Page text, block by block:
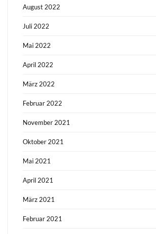
August 2022
Juli 2022
Mai 2022
April 2022
März 2022
Februar 2022
November 2021
Oktober 2021
Mai 2021
April 2021
März 2021
Februar 2021